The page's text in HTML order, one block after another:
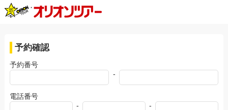
予約確認
予約番号
-
電話番号
-
-